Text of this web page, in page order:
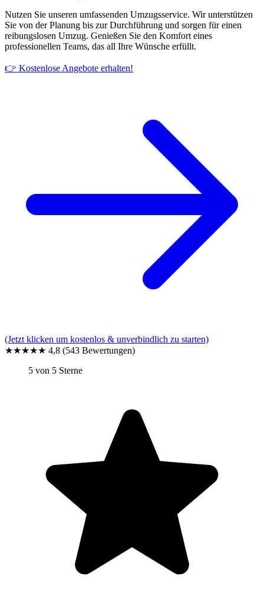
Nutzen Sie unseren umfassenden Umzugsservice. Wir unterstützen
Sie von der Planung bis zur Durchführung und sorgen für einen
reibungslosen Umzug. Genießen Sie den Komfort eines
professionellen Teams, das all Ihre Wünsche erfüllt.
👉 Kostenlose Angebote erhalten!
(Jetzt klicken um kostenlos & unverbindlich zu starten)
★★★★★ 4,8 (543 Bewertungen)
5 von 5 Sterne